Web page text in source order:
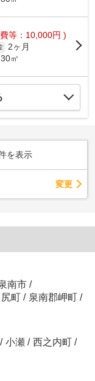
等：10,000円 )
2ヶ月
㎡
を表示
変更
南市 /
町 / 泉南郡岬町 /
/ 小瀬 / 西之内町 /